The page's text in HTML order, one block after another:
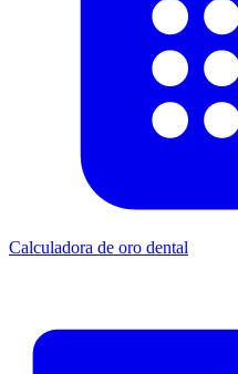
Calculadora de oro dental